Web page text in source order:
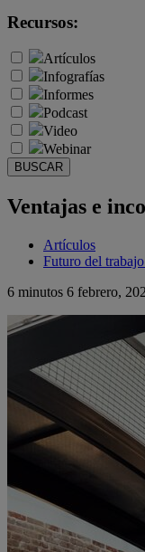
Recursos:
Artículos
Infografías
Informes
Podcast
Video
Webinar
BUSCAR
Ventajas e
Artículos
Futuro del
6 minutos 6 febrero,